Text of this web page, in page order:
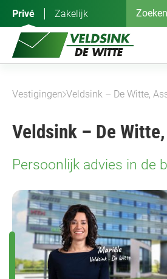
inhoud
Privé Zakelijk
Zoeken
Vestigingen Veldsink – De Witte,
Veldsink – De
Persoonlijk advies in de